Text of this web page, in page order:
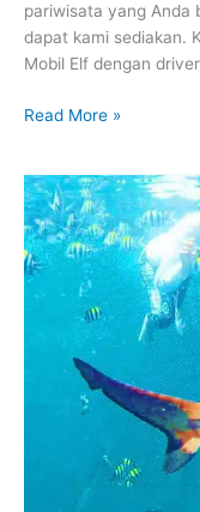
pariwisata yang Anda
dapat kami sediakan.
Mobil Elf dengan
Read More »
Tempat
Wisata
di
Banyuwangi